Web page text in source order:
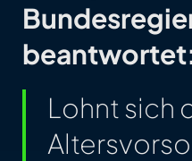
Lohnt sich